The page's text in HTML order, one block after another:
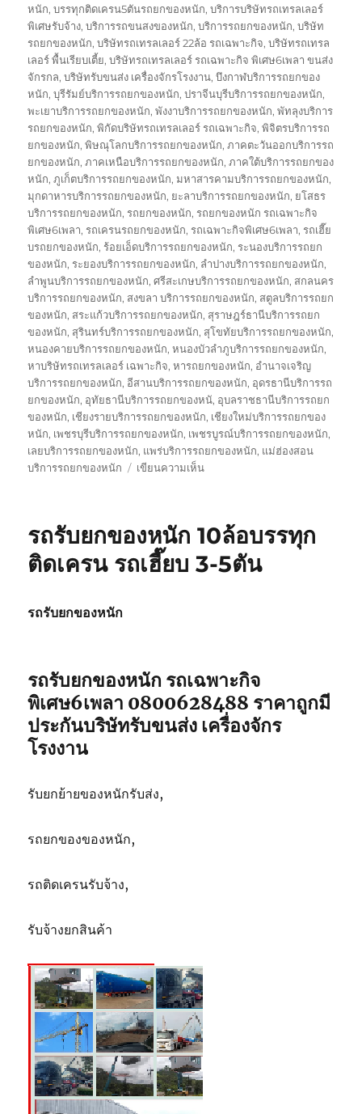
หนัก,บรรทุกติดเครน5ตันรถยกของหนัก,บริการบริษัทรถเทรลเลอร์
พิเศษรับจ้าง,บริการรถขนสงของหนัก,บริการรถยกของหนัก,บริษัท
รถยกของหนัก,บริษัทรถเทรลเลอร์ 22ล้อ รถเฉพาะกิจ,บริษัทรถเทรล
เลอร์ พื้นเรียบเตี้ย,บริษัทรถเทรลเลอร์ รถเฉพาะกิจ พิเศษ6เพลา ขนส่ง
จักรกล,บริษัทรับขนส่ง เครื่องจักรโรงงาน,บึงกาฬบริการรถยกของ
หนัก,บุรีรัมย์บริการรถยกของหนัก,ปราจีนบุรีบริการรถยกของหนัก,
พะเยาบริการรถยกของหนัก,พังงาบริการรถยกของหนัก,พัทลุงบริการ
รถยกของหนัก,พิกัดบริษัทรถเทรลเลอร์ รถเฉพาะกิจ,พิจิตรบริการรถ
ยกของหนัก,พิษณุโลกบริการรถยกของหนัก,ภาคตะวันออกบริการรถ
ยกของหนัก,ภาคเหนือบริการรถยกของหนัก,ภาคใต้บริการรถยกของ
หนัก,ภูเก็ตบริการรถยกของหนัก,มหาสารคามบริการรถยกของหนัก,
มุกดาหารบริการรถยกของหนัก, ยะลาบริการรถยกของหนัก, ยโสธร
บริการรถยกของหนัก,รถยกของหนัก,รถยกของหนัก รถเฉพาะกิจ
พิเศษ6เพลา,รถเครนรถยกของหนัก,รถเฉพาะกิจพิเศษ6เพลา,รถเฮี๊ย
บรถยกของหนัก,ร้อยเอ็ดบริการรถยกของหนัก,ระนองบริการรถยก
ของหนัก,ระยองบริการรถยกของหนัก, ลำปางบริการรถยกของหนัก,
ลำพูนบริการรถยกของหนัก,ศรีสะเกษบริการรถยกของหนัก, สกลนคร
บริการรถยกของหนัก, สงขลา บริการรถยกของหนัก, สตูลบริการรถยก
ของหนัก, สระแก้วบริการรถยกของหนัก, สุราษฎร์ธานีบริการรถยก
ของหนัก, สุรินทร์บริการรถยกของหนัก, สุโขทัยบริการรถยกของหนัก,
หนองคายบริการรถยกของหนัก,หนองบัวลำภูบริการรถยกของหนัก,
หาบริษัทรถเทรลเลอร์ เฉพาะกิจ,หารถยกของหนัก, อำนาจเจริญ
บริการรถยกของหนัก, อีสานบริการรถยกของหนัก, อุดรธานีบริการรถ
ยกของหนัก, อุทัยธานีบริการรถยกของหนั, อุบลราชธานีบริการรถยก
ของหนัก, เชียงรายบริการรถยกของหนัก, เชียงใหม่บริการรถยกของ
หนัก, เพชรบุรีบริการรถยกของหนัก, เพชรบูรณ์บริการรถยกของหนัก,
เลยบริการรถยกของหนัก, แพร่บริการรถยกของหนัก, แม่ฮ่องสอน
บริการรถยกของหนัก
เขียนความเห็นบน
เลอ
รถ
082-
5566214
รถรับยกของหนัก 10ล้อบรรทุก
ติดเครน รถเฮี๊ยบ 3-5ตัน
รถรับยกของหนัก
รถรับยกของหนัก รถเฉพาะกิจ
พิเศษ6เพลา 0800628488 ราคาถูกมี
ประกันบริษัทรับขนส่ง เครื่องจักร
โรงงาน
รับยกย้ายของหนักรับส่ง,
รถยกของของหนัก,
รถติดเครนรับจ้าง,
รับจ้างยกสินค้า